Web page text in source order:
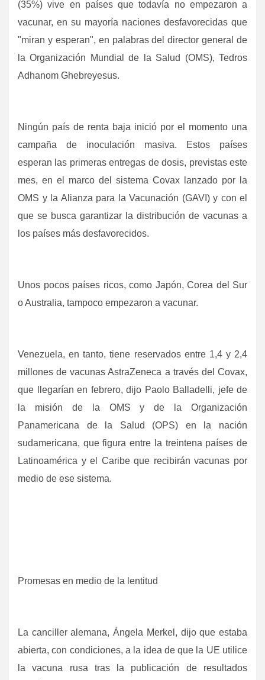
(35%) vive en países que todavía no empezaron a
vacunar, en su mayoría naciones desfavorecidas que
"miran y esperan", en palabras del director general de
la Organización Mundial de la Salud (OMS), Tedros
Adhanom Ghebreyesus.
Ningún país de renta baja inició por el momento una
campaña de inoculación masiva. Estos países
esperan las primeras entregas de dosis, previstas este
mes, en el marco del sistema Covax lanzado por la
OMS y la Alianza para la Vacunación (GAVI) y con el
que se busca garantizar la distribución de vacunas a
los países más desfavorecidos.
Unos pocos países ricos, como Japón, Corea del Sur
o Australia, tampoco empezaron a vacunar.
Venezuela, en tanto, tiene reservados entre 1,4 y 2,4
millones de vacunas AstraZeneca a través del Covax,
que llegarían en febrero, dijo Paolo Balladelli, jefe de
la misión de la OMS y de la Organización
Panamericana de la Salud (OPS) en la nación
sudamericana, que figura entre la treintena países de
Latinoamérica y el Caribe que recibirán vacunas por
medio de ese sistema.
Promesas en medio de la lentitud
La canciller alemana, Ángela Merkel, dijo que estaba
abierta, con condiciones, a la idea de que la UE utilice
la vacuna rusa tras la publicación de resultados